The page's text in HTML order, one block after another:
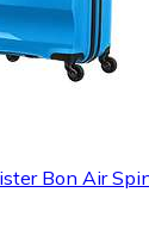
Bon Air